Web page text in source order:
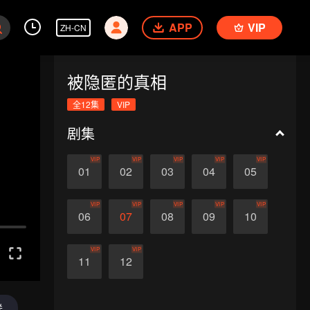
ZH-CN APP VIP
被隐匿的真相
全12集 VIP
剧集
01
VIP
02
VIP
03
VIP
04
VIP
05
VIP
06
VIP
07
VIP
08
VIP
09
VIP
10
VIP
11
VIP
12
VIP